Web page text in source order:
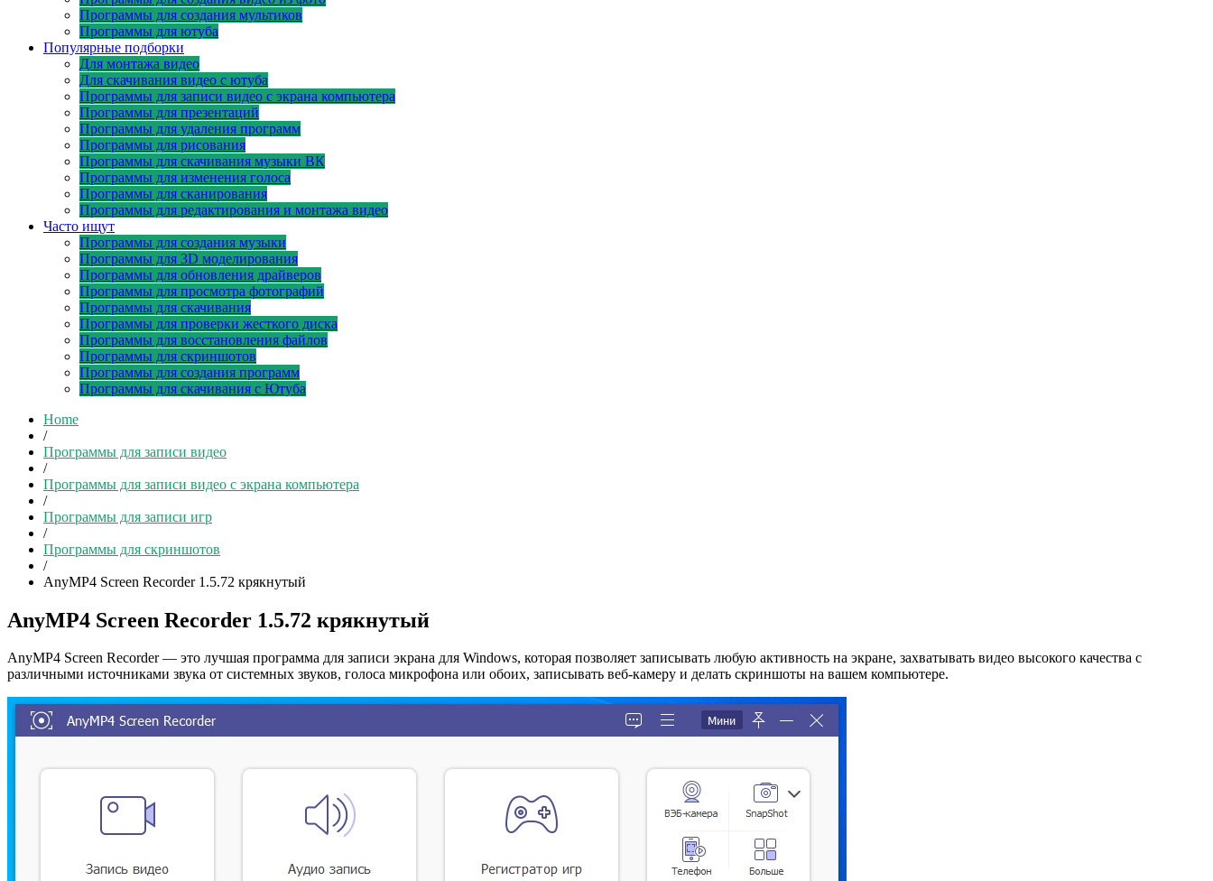
Программы для создания мультиков
Программы для ютуба
Популярные подборки
Для монтажа видео
Для скачивания видео с ютуба
Программы для записи видео с экрана компьютера
Программы для презентаций
Программы для удаления программ
Программы для рисования
Программы для скачивания музыки ВК
Программы для изменения голоса
Программы для сканирования
Программы для редактирования и монтажа видео
Часто ищут
Программы для создания музыки
Программы для 3D моделирования
Программы для обновления драйверов
Программы для просмотра фотографий
Программы для скачивания
Программы для проверки жесткого диска
Программы для восстановления файлов
Программы для скриншотов
Программы для создания программ
Программы для скачивания с Ютуба
Home
/
Программы для записи видео
/
Программы для записи видео с экрана компьютера
/
Программы для записи игр
/
Программы для скриншотов
/
AnyMP4 Screen Recorder 1.5.72 крякнутый
AnyMP4 Screen Recorder 1.5.72 крякнутый
AnyMP4 Screen Recorder — это лучшая программа для записи экрана для Windows, которая позволяет записывать любую активность на экране, захватывать видео высокого качества с
различными источниками звука от системных звуков, голоса микрофона или обоих, записывать веб-камеру и делать скриншоты на вашем компьютере.